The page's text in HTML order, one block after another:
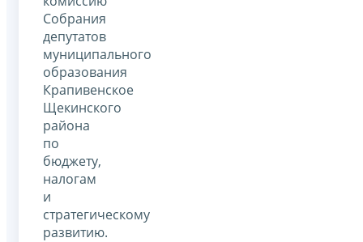
Собрания
депутатов
муниципального
образования
Крапивенское
Щекинского
района
по
бюджету,
налогам
и
стратегическому
развитию.